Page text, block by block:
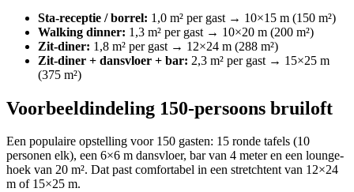
Sta-receptie / borrel: 1,0 m² per gast → 10×15 m (150 m²)
Walking dinner: 1,3 m² per gast → 10×20 m (200 m²)
Zit-diner: 1,8 m² per gast → 12×24 m (288 m²)
Zit-diner + dansvloer + bar: 2,3 m² per gast → 15×25 m
(375 m²)
Voorbeeldindeling 150-persoons bruiloft
Een populaire opstelling voor 150 gasten: 15 ronde tafels (10
personen elk), een 6×6 m dansvloer, bar van 4 meter en een lounge-
hoek van 20 m². Dat past comfortabel in een stretchtent van 12×24
m of 15×25 m.